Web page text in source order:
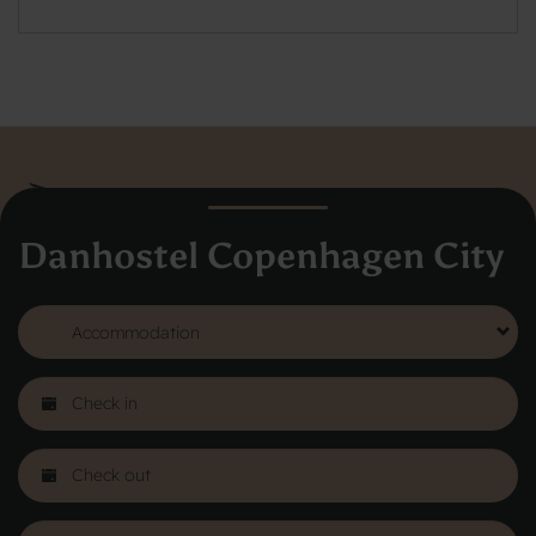
Danhostel Copenhagen City
Vodroffsvej 32
1900 Frederiksberg
Värt att veta
Boka hostel i utlandet
Organisation (huvudkontor)